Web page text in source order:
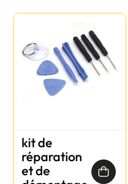
kit de
réparation
et de